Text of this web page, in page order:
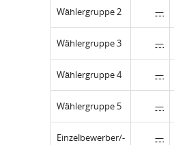
Wählergruppe 2 —
Wählergruppe 3 —
Wählergruppe 4 —
Wählergruppe 5 —
Einzelbewerber/-
—